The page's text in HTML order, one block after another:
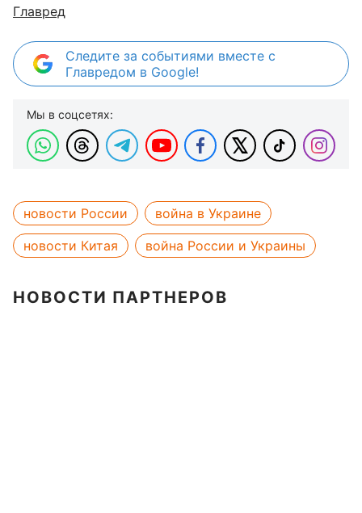
Главред
Следите за событиями вместе с
Главредом в Google!
Мы в соцсетях:
новости России
война в Украине
новости Китая
война России и Украины
НОВОСТИ ПАРТНЕРОВ